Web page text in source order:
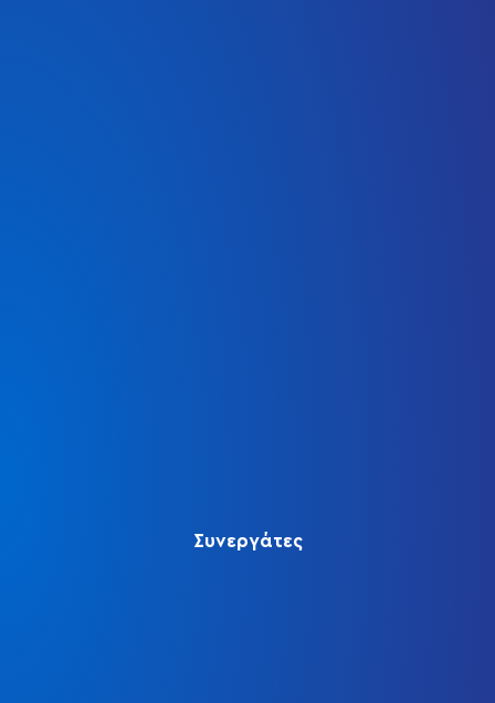
Συνεργάτες